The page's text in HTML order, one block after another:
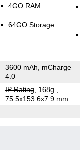
4GO RAM
64GO Storage
3600 mAh, mCharge
4.0
IP Rating, 168g
75.5x153.6x7.9 mm